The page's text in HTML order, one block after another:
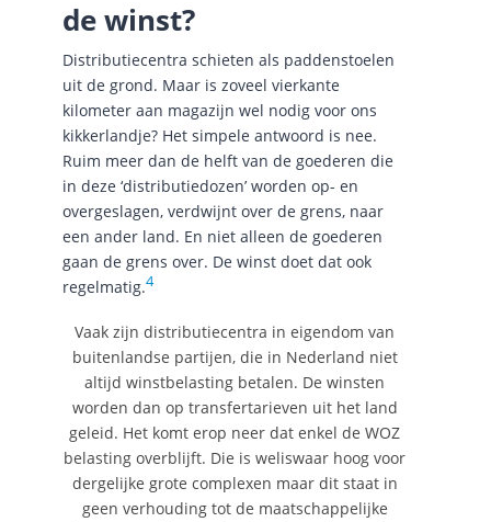
de winst?
Distributiecentra schieten als paddenstoelen
uit de grond. Maar is zoveel vierkante
kilometer aan magazijn wel nodig voor ons
kikkerlandje? Het simpele antwoord is nee.
Ruim meer dan de helft van de goederen die
in deze ‘distributiedozen’ worden op- en
overgeslagen, verdwijnt over de grens, naar
een ander land. En niet alleen de goederen
gaan de grens over. De winst doet dat ook
regelmatig.4
Vaak zijn distributiecentra in eigendom van
buitenlandse partijen, die in Nederland niet
altijd winstbelasting betalen. De winsten
worden dan op transfertarieven uit het land
geleid. Het komt erop neer dat enkel de WOZ
belasting overblijft. Die is weliswaar hoog voor
dergelijke grote complexen maar dit staat in
geen verhouding tot de maatschappelijke